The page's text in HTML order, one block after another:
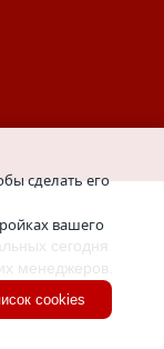
сегодня
менеджеров.
сделать его
вашего
cookies